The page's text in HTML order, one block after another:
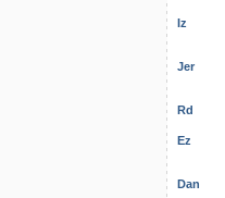
Iz
Jer
Rd
Ez
Dan